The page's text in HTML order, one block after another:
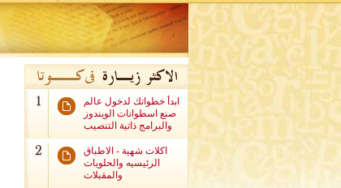
ابدأ خطواتك لدخول عالم
صنع اسطوانات الويندوز
والبرامج ذاتية التنصيب
اكلات شهية - الاطباق
الرئيسيه والحلويات
والمقبلات